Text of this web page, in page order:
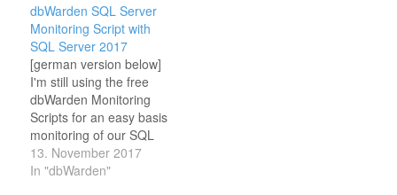
Die Weiterentwicklung ist
leider zum Stillstand
gekommen, die
ursprünglichen Autoren
haben schon länger
keine Erweiterung…
dbWarden SQL Server
Monitoring Script with
SQL Server 2017
[german version below]
I'm still using the free
dbWarden Monitoring
Scripts for an easy basis
monitoring of our SQL
Server Environment.
Links to the orignal
13. November 2017
In "dbWarden"